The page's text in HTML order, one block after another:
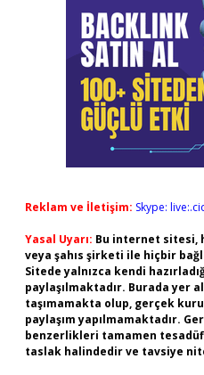
Reklam ve İletişim: Skype:
Yasal Uyarı: Bu internet sitesi,
veya şahıs şirketi ile hiçbir
Sitede yalnızca kendi
paylaşılmaktadır. Burada yer
taşımamakta olup, gerçek
paylaşım yapılmamaktadır.
benzerlikleri tamamen
taslak halindedir ve tavsiye